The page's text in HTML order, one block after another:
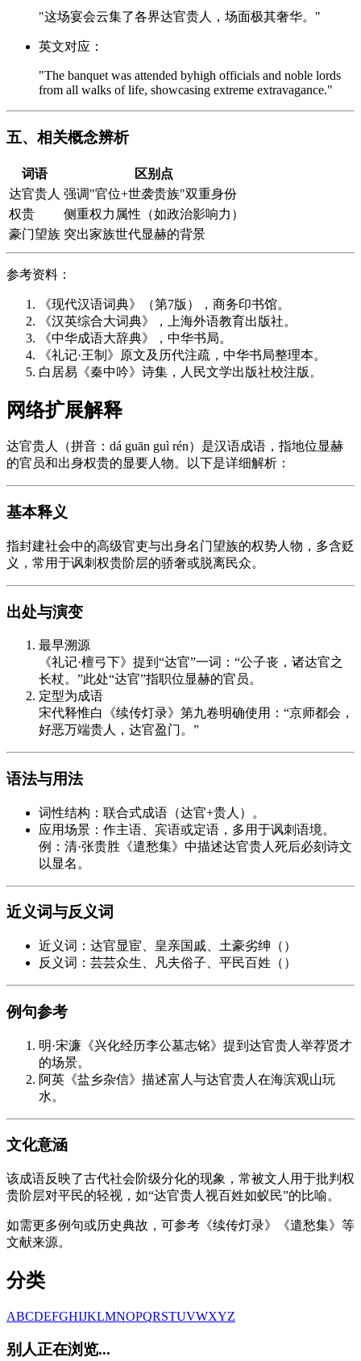
"这场宴会云集了各界达官贵人，场面极其奢华。"
英文对应：
"The banquet was attended byhigh officials and noble lords
from all walks of life, showcasing extreme extravagance."
五、相关概念辨析
词语
区别点
达官贵人 强调"官位+世袭贵族"双重身份
权贵
侧重权力属性（如政治影响力）
豪门望族 突出家族世代显赫的背景
参考资料：
《现代汉语词典》（第7版），商务印书馆。
《汉英综合大词典》，上海外语教育出版社。
《中华成语大辞典》，中华书局。
《礼记·王制》原文及历代注疏，中华书局整理本。
白居易《秦中吟》诗集，人民文学出版社校注版。
网络扩展解释
达官贵人（拼音：dá guān guì rén）是汉语成语，指地位显赫
的官员和出身权贵的显要人物。以下是详细解析：
基本释义
指封建社会中的高级官吏与出身名门望族的权势人物，多含贬
义，常用于讽刺权贵阶层的骄奢或脱离民众。
出处与演变
最早溯源
《礼记·檀弓下》提到“达官”一词：“公子丧，诸达官之
长杖。”此处“达官”指职位显赫的官员。
定型为成语
宋代释惟白《续传灯录》第九卷明确使用：“京师都会，
好恶万端贵人，达官盈门。”
语法与用法
词性结构：联合式成语（达官+贵人）。
应用场景：作主语、宾语或定语，多用于讽刺语境。
例：清·张贵胜《遣愁集》中描述达官贵人死后必刻诗文
以显名。
近义词与反义词
近义词：达官显宦、皇亲国戚、土豪劣绅（）
反义词：芸芸众生、凡夫俗子、平民百姓（）
例句参考
明·宋濂《兴化经历李公墓志铭》提到达官贵人举荐贤才
的场景。
阿英《盐乡杂信》描述富人与达官贵人在海滨观山玩
水。
文化意涵
该成语反映了古代社会阶级分化的现象，常被文人用于批判权
贵阶层对平民的轻视，如“达官贵人视百姓如蚁民”的比喻。
如需更多例句或历史典故，可参考《续传灯录》《遣愁集》等
文献来源。
分类
ABCDEFGHIJKLMNOPQRSTUVWXYZ
别人正在浏览...